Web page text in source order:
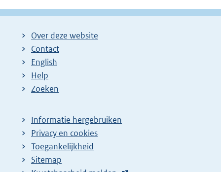
Over deze website
Contact
English
Help
Zoeken
Informatie hergebruiken
Privacy en cookies
Toegankelijkheid
Sitemap